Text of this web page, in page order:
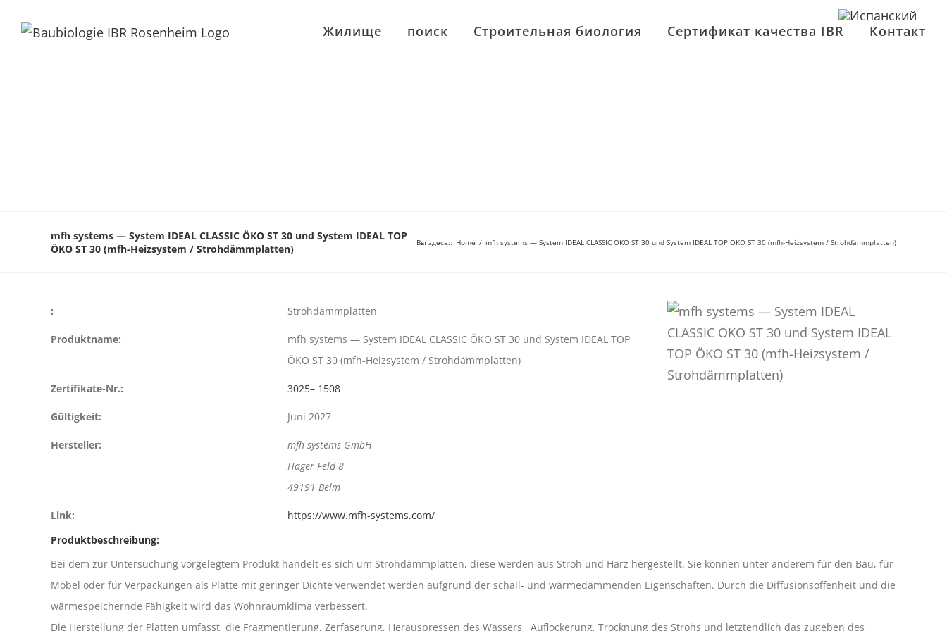
Жилище поиск Строительная биология Сертификат качества IBR Контакт
mfh systems — System IDEAL CLASSIC ÖKO ST 30 und System IDEAL TOP
ÖKO ST 30 (mfh-Heizsystem / Strohdämmplatten)
Вы здесь:: Home / mfh systems — System IDEAL CLASSIC ÖKO ST 30 und System IDEAL TOP ÖKO ST 30 (mfh-Heizsystem / Strohdämmplatten)
: Strohdämmplatten
Produktname:
mfh systems — System IDEAL CLASSIC ÖKO ST 30 und System IDEAL TOP
ÖKO ST 30 (mfh-Heizsystem / Strohdämmplatten)
Zertifikate-Nr.: 3025– 1508
Gültigkeit: Juni 2027
Hersteller:
mfh systems GmbH
Hager Feld 8
49191 Belm
Link:
https://www.mfh-systems.com/
Produktbeschreibung:
Bei dem zur Untersuchung vorgelegtem Produkt handelt es sich um Strohdämmplatten, diese werden aus Stroh und Harz hergestellt. Sie können unter anderem für den Bau, für
Möbel oder für Verpackungen als Platte mit geringer Dichte verwendet werden aufgrund der schall- und wärmedämmenden Eigenschaften. Durch die Diffusionsoffenheit und die
wärmespeichernde Fähigkeit wird das Wohnraumklima verbessert.
Die Herstellung der Platten umfasst die Fragmentierung, Zerfaserung, Herauspressen des Wassers , Auflockerung, Trocknung des Strohs und letztendlich das zugeben des